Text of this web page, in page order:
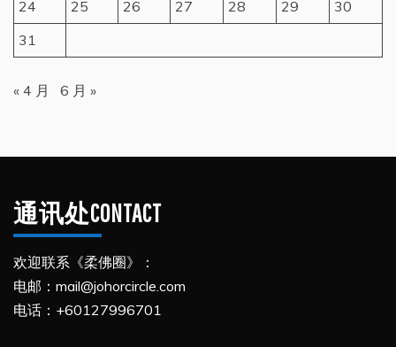
24
25 26 27 28 29
30
31
« 4 月 6 月 »
通讯处CONTACT
欢迎联系《柔佛圈》：
电邮：mail@johorcircle.com
电话：+60127996701